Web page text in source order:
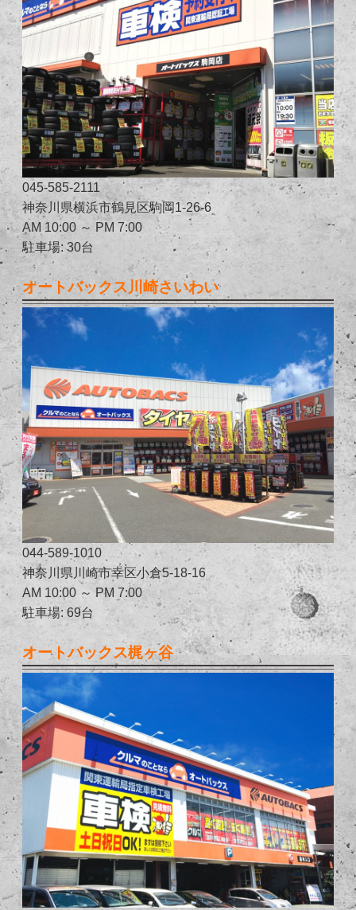
045-585-2111
神奈川県横浜市鶴見区駒岡1-26-6
AM 10:00 ～ PM 7:00
駐車場: 30台
オートバックス川崎さいわい
044-589-1010
神奈川県川崎市幸区小倉5-18-16
AM 10:00 ～ PM 7:00
駐車場: 69台
オートバックス梶ヶ谷